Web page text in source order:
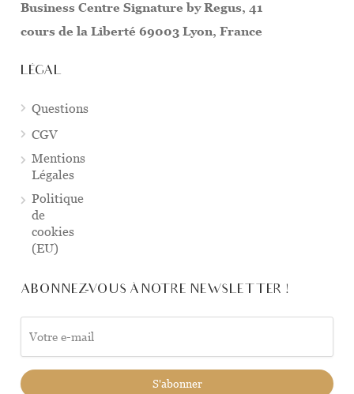
Business Centre Signature by Regus, 41
cours de la Liberté 69003 Lyon, France
LÉGAL
Questions
CGV
Mentions
Légales
Politique
de
cookies
(EU)
ABONNEZ-VOUS À NOTRE NEWSLETTER !